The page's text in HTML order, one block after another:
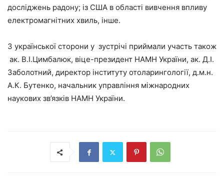
досліджень радону; із США в області вивчення впливу
електромагнітних хвиль, інше.
З української сторони у зустрічі приймали участь також
ак. В.І.Цимбалюк, віце-президент НАМН України, ак. Д.І.
Заболотний, директор інституту отоларингології, д.м.н.
А.К. Бутенко, начальник управління міжнародних
наукових зв’язків НАМН України.